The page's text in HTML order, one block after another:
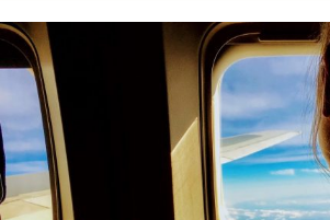
ZÉLANDE